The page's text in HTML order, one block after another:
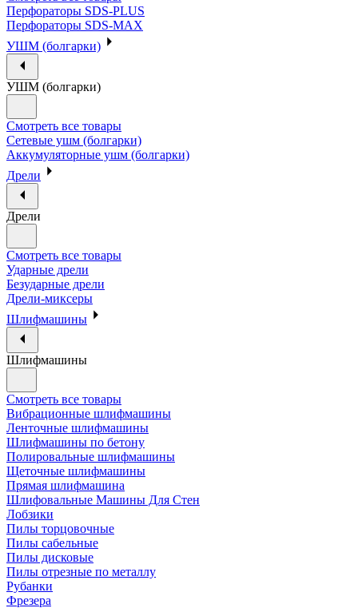
Перфораторы SDS-PLUS
Перфораторы SDS-MAX
УШМ (болгарки)
УШМ (болгарки)
Смотреть все товары
Сетевые ушм (болгарки)
Аккумуляторные ушм (болгарки)
Дрели
Дрели
Смотреть все товары
Ударные дрели
Безударные дрели
Дрели-миксеры
Шлифмашины
Шлифмашины
Смотреть все товары
Вибрационные шлифмашины
Ленточные шлифмашины
Шлифмашины по бетону
Полировальные шлифмашины
Щеточные шлифмашины
Прямая шлифмашина
Шлифовальные Машины Для Стен
Лобзики
Пилы торцовочные
Пилы сабельные
Пилы дисковые
Пилы отрезные по металлу
Рубанки
Фрезера